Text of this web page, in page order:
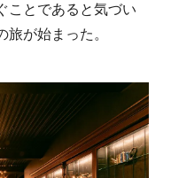
ことであると気づい
が始まった。